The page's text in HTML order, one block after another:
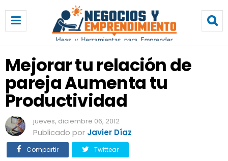
j
o
a
r
t
u
e
l
a
c
Mejorar tu relación de
pareja Aumenta tu
Productividad
jueves, diciembre 06, 2012
Publicado por Javier Díaz
Compartir Twittear